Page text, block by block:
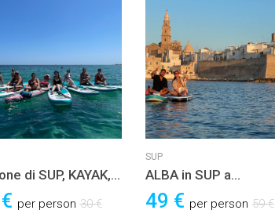
di SUP, KAYAK,
WINDSURF,
o JETSURF con
per person 30 €
SUP
ALBA in SUP a
MONOPOLI con
colazione inclusa e
49 € per person 59 €